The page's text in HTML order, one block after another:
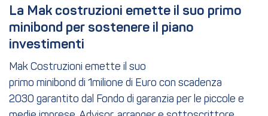
La Mak costruzioni emette il suo primo
minibond per sostenere il piano
investimenti
Mak Costruzioni emette il suo
primo minibond di 1milione di Euro con scadenza
2030 garantito dal Fondo di garanzia per le piccole e